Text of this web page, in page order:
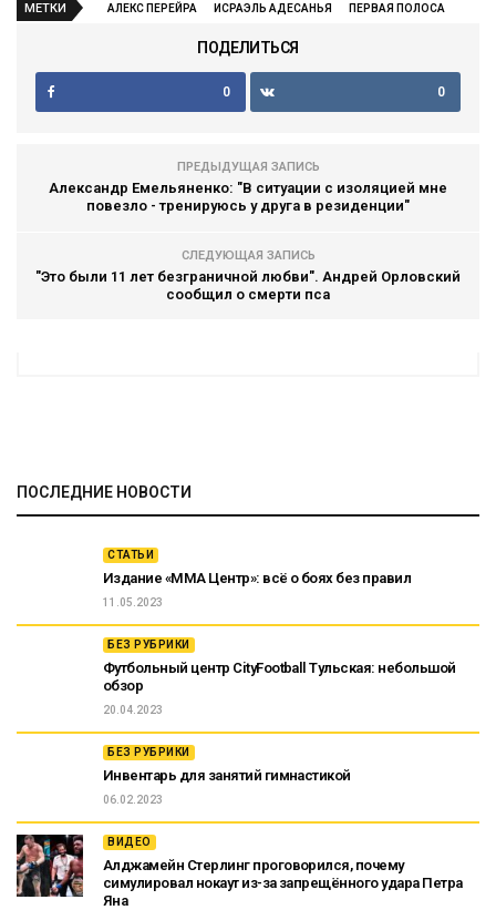
МЕТКИ АЛЕКС ПЕРЕЙРА ИСРАЭЛЬ АДЕСАНЬЯ ПЕРВАЯ ПОЛОСА
ПОДЕЛИТЬСЯ
0 0
ПРЕДЫДУЩАЯ ЗАПИСЬ
Александр Емельяненко: "В ситуации с изоляцией мне
повезло - тренируюсь у друга в резиденции"
СЛЕДУЮЩАЯ ЗАПИСЬ
"Это были 11 лет безграничной любви". Андрей Орловский
сообщил о смерти пса
ПОСЛЕДНИЕ НОВОСТИ
СТАТЬИ
Издание «ММА Центр»: всё о боях без правил
11.05.2023
БЕЗ РУБРИКИ
Футбольный центр CityFootball Тульская: небольшой
обзор
20.04.2023
БЕЗ РУБРИКИ
Инвентарь для занятий гимнастикой
06.02.2023
ВИДЕО
Алджамейн Стерлинг проговорился, почему
симулировал нокаут из-за запрещённого удара Петра
Яна